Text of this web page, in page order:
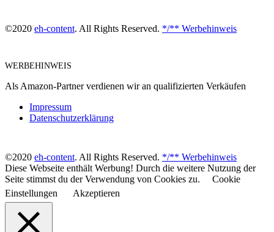
©2020 eh-content. All Rights Reserved. */** Werbehinweis
WERBEHINWEIS
Als Amazon-Partner verdienen wir an qualifizierten Verkäufen
Impressum
Datenschutzerklärung
©2020 eh-content. All Rights Reserved. */** Werbehinweis
Diese Webseite enthält Werbung! Durch die weitere Nutzung der
Seite stimmst du der Verwendung von Cookies zu.
Cookie
Einstellungen
Akzeptieren